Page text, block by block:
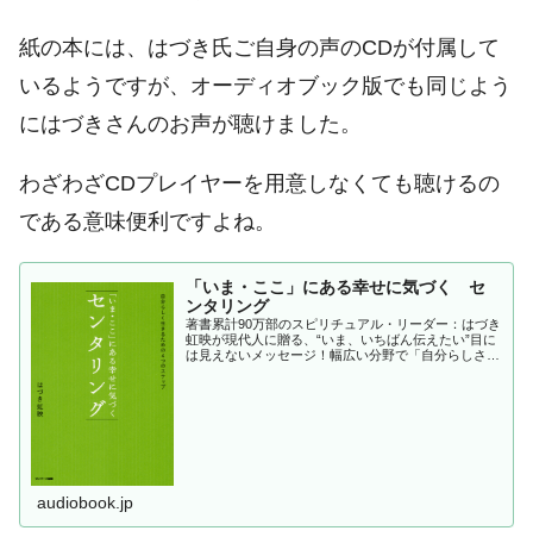
紙の本には、はづき氏ご自身の声のCDが付属して
いるようですが、オーディオブック版でも同じよう
にはづきさんのお声が聴けました。
わざわざCDプレイヤーを用意しなくても聴けるの
である意味便利ですよね。
「いま・ここ」にある幸せに気づく セ
ンタリング
著書累計90万部のスピリチュアル・リーダー：はづき
虹映が現代人に贈る、“いま、いちばん伝えたい”目に
は見えないメッセージ！幅広い分野で「自分らしさ」
audiobook.jp